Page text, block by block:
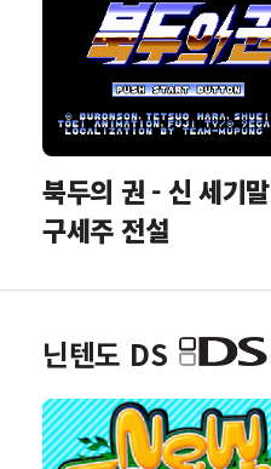
북두의 권 - 신 세기말
구세주 전설
닌텐도 DS